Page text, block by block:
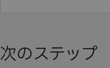
次のステップ